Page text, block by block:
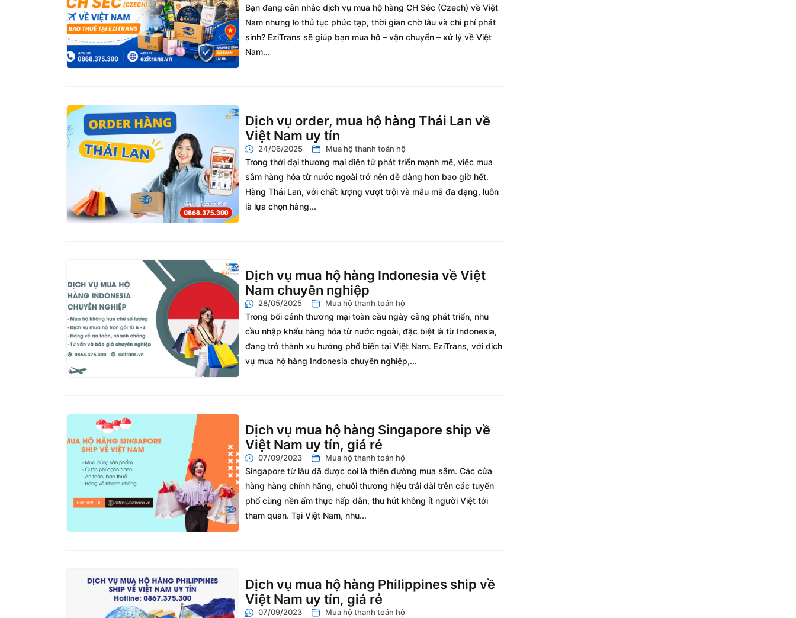
Bạn đang cân nhắc dịch vụ mua hộ hàng CH Séc (Czech) về Việt
Nam nhưng lo thủ tục phức tạp, thời gian chờ lâu và chi phí phát
sinh? EziTrans sẽ giúp bạn mua hộ – vận chuyển – xử lý về Việt
Nam...
Dịch vụ order, mua hộ hàng Thái Lan về
Việt Nam uy tín
24/06/2025 Mua hộ thanh toán hộ
Trong thời đại thương mại điện tử phát triển mạnh mẽ, việc mua
sắm hàng hóa từ nước ngoài trở nên dễ dàng hơn bao giờ hết.
Hàng Thái Lan, với chất lượng vượt trội và mẫu mã đa dạng, luôn
là lựa chọn hàng...
Dịch vụ mua hộ hàng Indonesia về Việt
Nam chuyên nghiệp
28/05/2025 Mua hộ thanh toán hộ
Trong bối cảnh thương mại toàn cầu ngày càng phát triển, nhu
cầu nhập khẩu hàng hóa từ nước ngoài, đặc biệt là từ Indonesia,
đang trở thành xu hướng phổ biến tại Việt Nam. EziTrans, với dịch
vụ mua hộ hàng Indonesia chuyên nghiệp,...
Dịch vụ mua hộ hàng Singapore ship về
Việt Nam uy tín, giá rẻ
07/09/2023 Mua hộ thanh toán hộ
Singapore từ lâu đã được coi là thiên đường mua sắm. Các cửa
hàng hàng chính hãng, chuỗi thương hiệu trải dài trên các tuyến
phố cùng nền ẩm thực hấp dẫn, thu hút không ít người Việt tới
tham quan. Tại Việt Nam, nhu...
Dịch vụ mua hộ hàng Philippines ship về
Việt Nam uy tín, giá rẻ
07/09/2023 Mua hộ thanh toán hộ